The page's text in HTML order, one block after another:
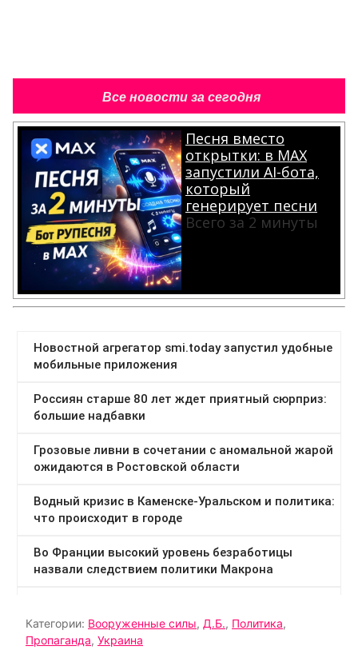
Все новости за сегодня
Песня вместо
открытки: в MAX
запустили AI-бота,
который
генерирует песни
Всего за 2 минуты
Категории: Вооруженные силы, Д.Б., Политика,
Пропаганда, Украина